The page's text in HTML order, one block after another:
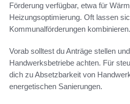
Förderung verfügbar, etwa für
Heizungsoptimierung. Oft lassen
Kommunalförderungen kombinieren.
Vorab solltest du Anträge stellen
Handwerksbetriebe achten. Für
dich zu Absetzbarkeit von
energetischen Sanierungen.